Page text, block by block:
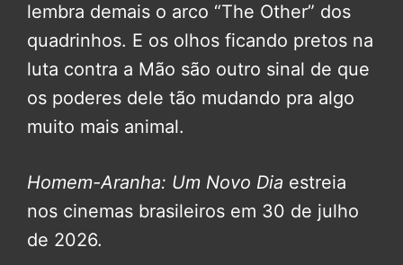
lembra demais o arco “The Other” dos
quadrinhos. E os olhos ficando pretos na
luta contra a Mão são outro sinal de que
os poderes dele tão mudando pra algo
muito mais animal.
Homem-Aranha: Um Novo Dia estreia
nos cinemas brasileiros em 30 de julho
de 2026.